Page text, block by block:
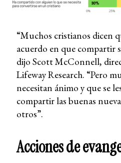
“Muchos cristianos dicen
acuerdo en que compartir
dijo Scott McConnell,
Lifeway Research. “Pero
necesitan ánimo y que se
compartir las buenas
otros”.
Acciones de